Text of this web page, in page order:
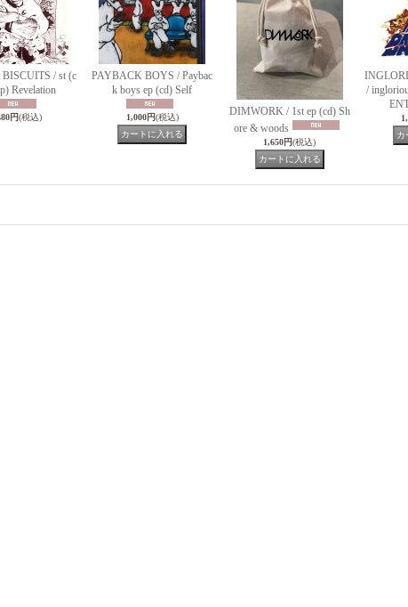
/ st (c
Revelation
円(税込)
PAYBACK BOYS / Paybac
k boys ep (cd) Self
1,000円(税込)
DIMWORK / 1st ep (cd) Sh
ore & woods
1,650円(税込)
/